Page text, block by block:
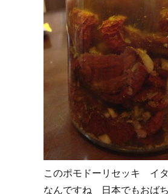
このポモドーリセッキ イ
なんですね 日本でもおば